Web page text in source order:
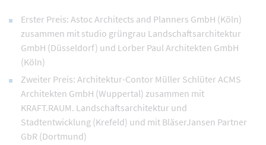
Erster Preis: Astoc Architects and Planners GmbH (Köln)
zusammen mit studio grüngrau Landschaftsarchitektur
GmbH (Düsseldorf) und Lorber Paul Architekten GmbH
(Köln)
Zweiter Preis: Architektur-Contor Müller Schlüter ACMS
Architekten GmbH (Wuppertal) zusammen mit
KRAFT.RAUM. Landschaftsarchitektur und
Stadtentwicklung (Krefeld) und mit BläserJansen Partner
GbR (Dortmund)